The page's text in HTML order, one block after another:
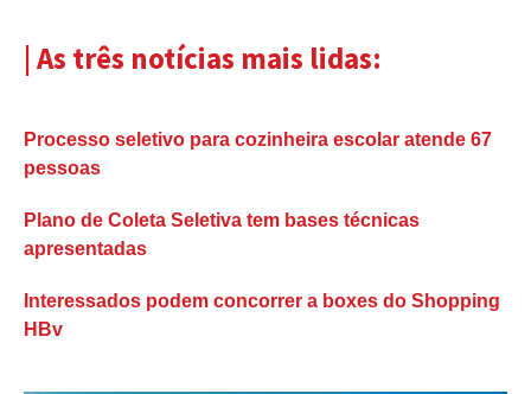
| As três notícias mais lidas:
Processo seletivo para cozinheira escolar atende 67
pessoas
Plano de Coleta Seletiva tem bases técnicas
apresentadas
Interessados podem concorrer a boxes do Shopping
HBv